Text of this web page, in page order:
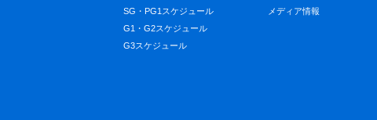
SG・PG1スケジュール
G1・G2スケジュール
G3スケジュール
メディア情報